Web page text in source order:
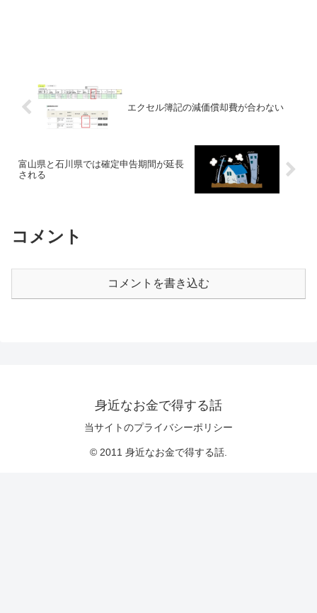
エクセル簿記の減価償却費が合わない
富山県と石川県では確定申告期間が延長
される
コメント
コメントを書き込む
身近なお金で得する話
当サイトのプライバシーポリシー
© 2011 身近なお金で得する話.